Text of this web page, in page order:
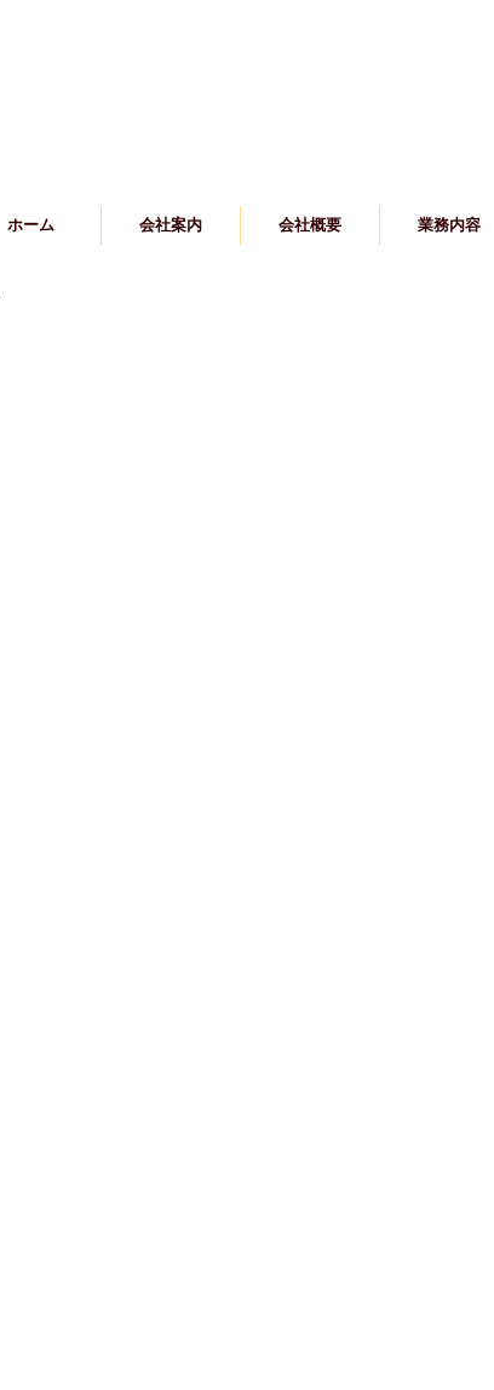
ホーム 会社案内 会社概要 業務内容